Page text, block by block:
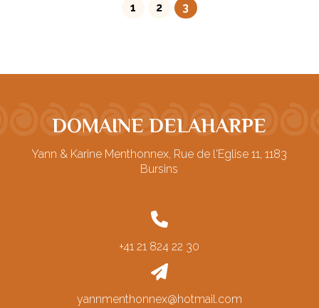
1 2 3
DOMAINE DELAHARPE
Yann & Karine Menthonnex, Rue de l'Eglise 11, 1183
Bursins
+41 21 824 22 30
yannmenthonnex@hotmail.com